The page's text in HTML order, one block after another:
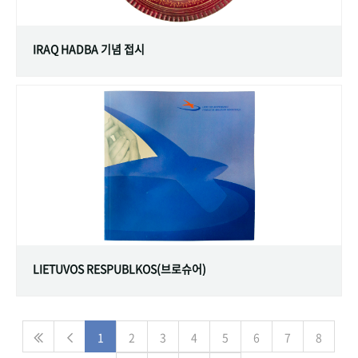
IRAQ HADBA 기념 접시
LIETUVOS RESPUBLKOS(브로슈어)
1 2 3 4 5 6 7 8